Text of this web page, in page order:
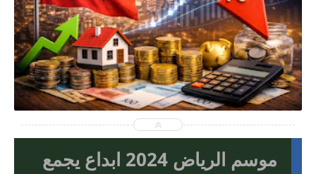
2026-01-13
dallali
شاهد الموضوع
موسم الرياض 2024 ابداع يجمع